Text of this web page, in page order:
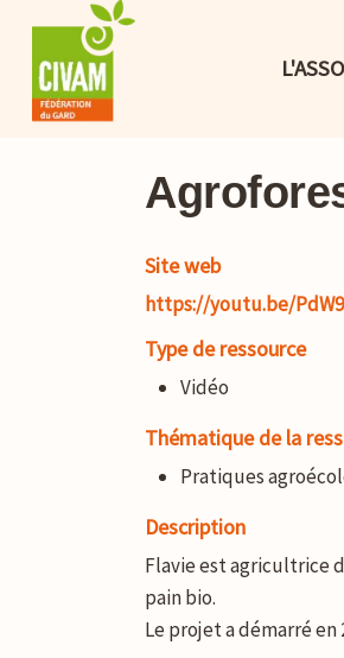
Site web
https://youtu.be/
Type de ressource
Vidéo
Thématique de la
Pratiques
Description
Flavie est agricultrice
pain bio.
Le projet a démarré en